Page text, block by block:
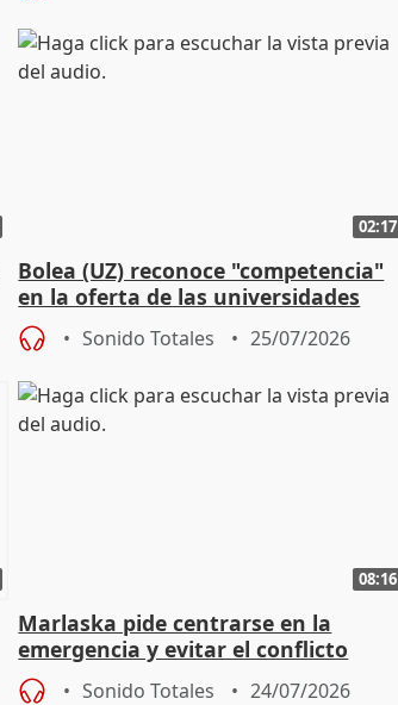
02:17
Bolea (UZ) reconoce "competencia"
en la oferta de las universidades
privadas
Sonido Totales 25/07/2026
08:16
Marlaska pide centrarse en la
emergencia y evitar el conflicto
político
Sonido Totales 24/07/2026